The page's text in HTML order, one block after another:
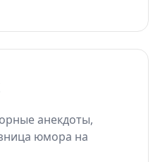
анекдоты,
юмора на